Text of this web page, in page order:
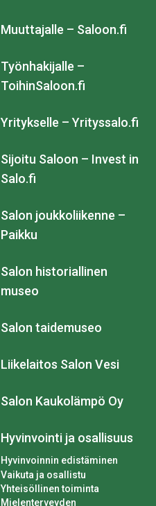
Muuttajalle – Saloon.fi
Työnhakijalle –
ToihinSaloon.fi
Yritykselle – Yrityssalo.fi
Sijoitu Saloon – Invest in
Salo.fi
Salon joukkoliikenne –
Paikku
Salon historiallinen
museo
Salon taidemuseo
Liikelaitos Salon Vesi
Salon Kaukolämpö Oy
Hyvinvointi ja osallisuus
Hyvinvoinnin edistäminen
Vaikuta ja osallistu
Yhteisöllinen toiminta
Mielenterveyden